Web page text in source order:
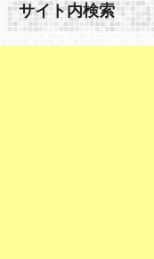
サイト内検索